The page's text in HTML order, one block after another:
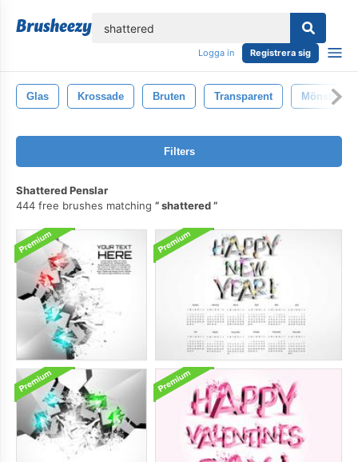
Logga in Registrera sig
Glas Krossade Bruten Transparent Mönster
Filters
Shattered Penslar
444 free brushes matching
shattered